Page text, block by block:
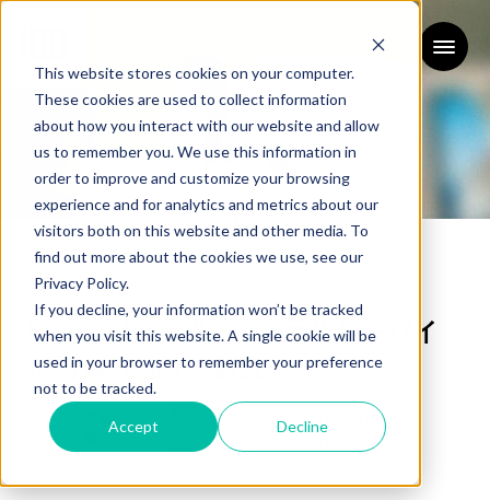
This website stores cookies on your computer.
These cookies are used to collect information
about how you interact with our website and allow
us to remember you. We use this information in
order to improve and customize your browsing
experience and for analytics and metrics about our
visitors both on this website and other media. To
find out more about the cookies we use, see our
Privacy Policy.
If you decline, your information won’t be tracked
when you visit this website. A single cookie will be
used in your browser to remember your preference
not to be tracked.
Accept Decline
ブログ
BLOG
HubSpot録音設定の一元化とモバイ
ルBreeze強化を解説
田村
更新日：
2026/06/11
公開日：
2026/06/11
HubSpot
HUBSHOT